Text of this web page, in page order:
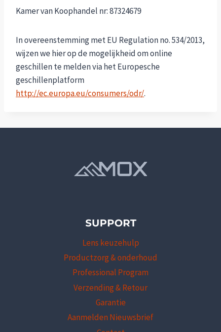
Kamer van Koophandel nr: 87324679
In overeenstemming met EU Regulation no. 534/2013,
wijzen we hier op de mogelijkheid om online
geschillen te melden via het Europesche
geschillenplatform
http://ec.europa.eu/consumers/odr/.
SUPPORT
Lens keuzehulp
Productzorg & onderhoud
Professional Program
Verzending & Retour
Garantie
Aanmelden Nieuwsbrief